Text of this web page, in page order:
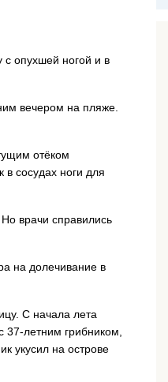
с опухшей ногой и в
вечером на пляже.
отёком
сосудах ноги для
Но врачи справились
на долечивание в
С начала лета
летним грибником,
укусил на острове